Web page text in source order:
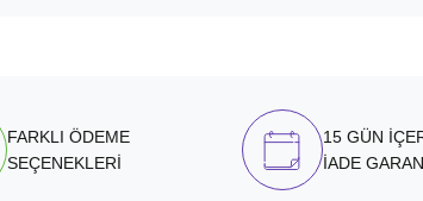
FARKLI ÖDEME
SEÇENEKLERİ
15 GÜN
İADE